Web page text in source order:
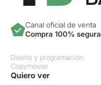
Canal oficial de venta
Compra 100% segura
Diseño y programación:
Copymouse
Quiero ver